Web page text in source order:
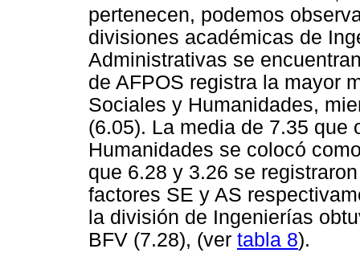
pertenecen, podemos
divisiones académicas de
Administrativas se
de AFPOS registra la mayor
Sociales y Humanidades,
(6.05). La media de 7.35 que
Humanidades se colocó
que 6.28 y 3.26 se
factores SE y AS
la división de Ingenierías
BFV (7.28), (ver tabla 8).